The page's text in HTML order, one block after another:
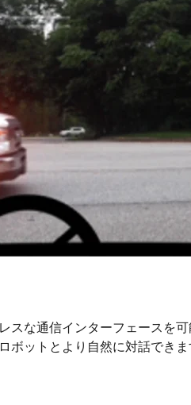
な通信インターフェースを
ットとより自然に対話でき